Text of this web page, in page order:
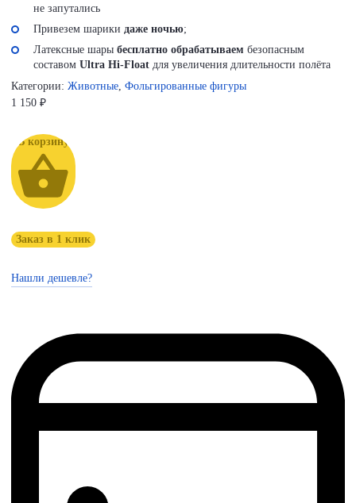
не запутались
Привезем шарики даже ночью;
Латексные шары бесплатно обрабатываем безопасным
составом Ultra Hi-Float для увеличения длительности полёта
Категории: Животные Фольгированные фигуры
1 150 ₽
Заказ в 1 клик
Нашли дешевле?